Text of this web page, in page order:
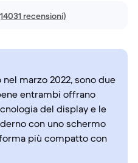
recensioni)
nel marzo 2022, sono due
entrambi offrano
del display e le
con uno schermo
più compatto con